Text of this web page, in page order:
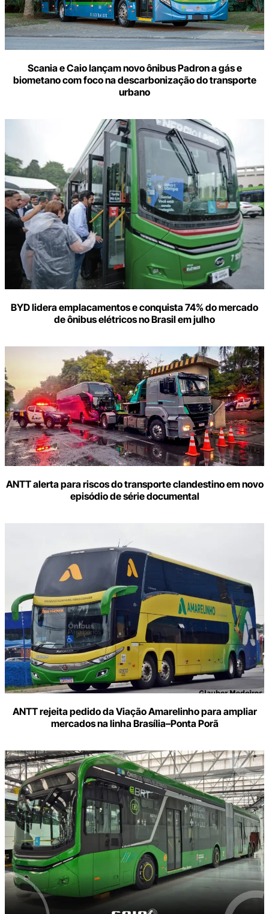
Scania e Caio lançam novo ônibus Padron a gás e
biometano com foco na descarbonização do transporte
urbano
BYD lidera emplacamentos e conquista 74% do mercado
de ônibus elétricos no Brasil em julho
ANTT alerta para riscos do transporte clandestino em novo
episódio de série documental
ANTT rejeita pedido da Viação Amarelinho para ampliar
mercados na linha Brasília–Ponta Porã